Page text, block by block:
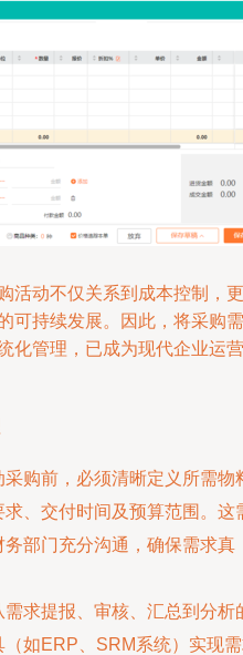
活动不仅关系到成本控制，更
可持续发展。因此，将采购需
化管理，已成为现代企业运营
购前，必须清晰定义所需物
、交付时间及预算范围。这
部门充分沟通，确保需求真
求提报、审核、汇总到分析
如ERP、SRM系统）实现